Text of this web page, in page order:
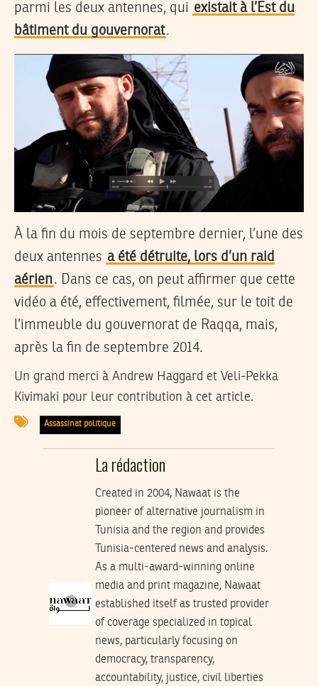
parmi les deux antennes, qui existait à l’Est du
bâtiment du gouvernorat.
À la fin du mois de septembre dernier, l’une des
deux antennes a été détruite, lors d’un raid
aérien. Dans ce cas, on peut affirmer que cette
vidéo a été, effectivement, filmée, sur le toit de
l’immeuble du gouvernorat de Raqqa, mais,
après la fin de septembre 2014.
Un grand merci à Andrew Haggard et Veli-Pekka
Kivimaki pour leur contribution à cet article.
Assassinat politique
La rédaction
Created in 2004, Nawaat is the
pioneer of alternative journalism in
Tunisia and the region and provides
Tunisia-centered news and analysis.
As a multi-award-winning online
media and print magazine, Nawaat
established itself as trusted provider
of coverage specialized in topical
news, particularly focusing on
democracy, transparency,
accountability, justice, civil liberties